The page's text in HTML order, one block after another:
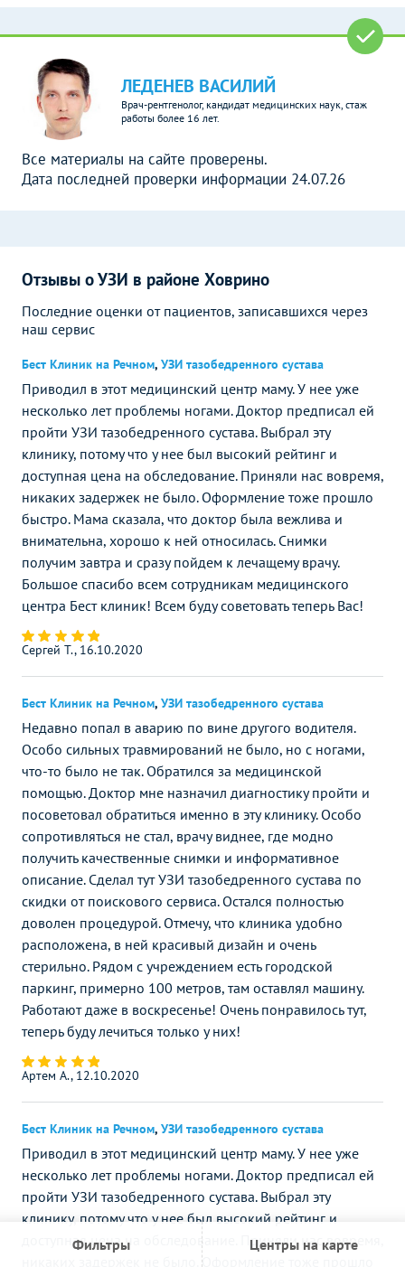
Фильтры Центры на карте
ЛЕДЕНЕВ ВАСИЛИЙ
Врач-рентгенолог, кандидат медицинских наук, стаж
работы более 16 лет.
Все материалы на сайте проверены.
Дата последней проверки информации 24.07.26
Отзывы о УЗИ в районе Ховрино
Последние оценки от пациентов, записавшихся через
наш сервис
Бест Клиник на Речном, УЗИ тазобедренного сустава
Приводил в этот медицинский центр маму. У нее уже
несколько лет проблемы ногами. Доктор предписал ей
пройти УЗИ тазобедренного сустава. Выбрал эту
клинику, потому что у нее был высокий рейтинг и
доступная цена на обследование. Приняли нас вовремя,
никаких задержек не было. Оформление тоже прошло
быстро. Мама сказала, что доктор была вежлива и
внимательна, хорошо к ней относилась. Снимки
получим завтра и сразу пойдем к лечащему врачу.
Большое спасибо всем сотрудникам медицинского
центра Бест клиник! Всем буду советовать теперь Вас!
Сергей Т., 16.10.2020
Бест Клиник на Речном, УЗИ тазобедренного сустава
Недавно попал в аварию по вине другого водителя.
Особо сильных травмирований не было, но с ногами,
что-то было не так. Обратился за медицинской
помощью. Доктор мне назначил диагностику пройти и
посоветовал обратиться именно в эту клинику. Особо
сопротивляться не стал, врачу виднее, где модно
получить качественные снимки и информативное
описание. Сделал тут УЗИ тазобедренного сустава по
скидки от поискового сервиса. Остался полностью
доволен процедурой. Отмечу, что клиника удобно
расположена, в ней красивый дизайн и очень
стерильно. Рядом с учреждением есть городской
паркинг, примерно 100 метров, там оставлял машину.
Работают даже в воскресенье! Очень понравилось тут,
теперь буду лечиться только у них!
Артем А., 12.10.2020
Бест Клиник на Речном, УЗИ тазобедренного сустава
Приводил в этот медицинский центр маму. У нее уже
несколько лет проблемы ногами. Доктор предписал ей
пройти УЗИ тазобедренного сустава. Выбрал эту
клинику, потому что у нее был высокий рейтинг и
доступная цена на обследование. Приняли нас вовремя,
никаких задержек не было. Оформление тоже прошло